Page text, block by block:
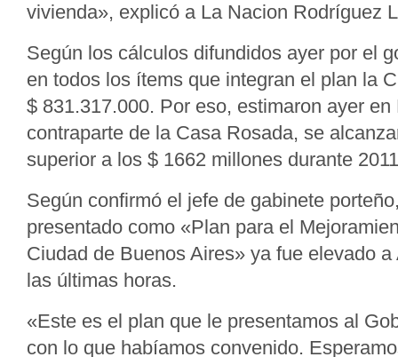
vivienda», explicó a La Nacion Rodríguez
Según los cálculos difundidos ayer por el
en todos los ítems que integran el plan la
$ 831.317.000. Por eso, estimaron ayer
contraparte de la Casa Rosada, se
superior a los $ 1662 millones durante
Según confirmó el jefe de gabinete
presentado como «Plan para el
Ciudad de Buenos Aires» ya fue elevado
las últimas horas.
«Este es el plan que le presentamos al
con lo que habíamos convenido.